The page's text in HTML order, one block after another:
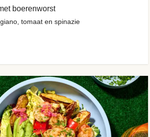
boerenworst
tomaat en spinazie